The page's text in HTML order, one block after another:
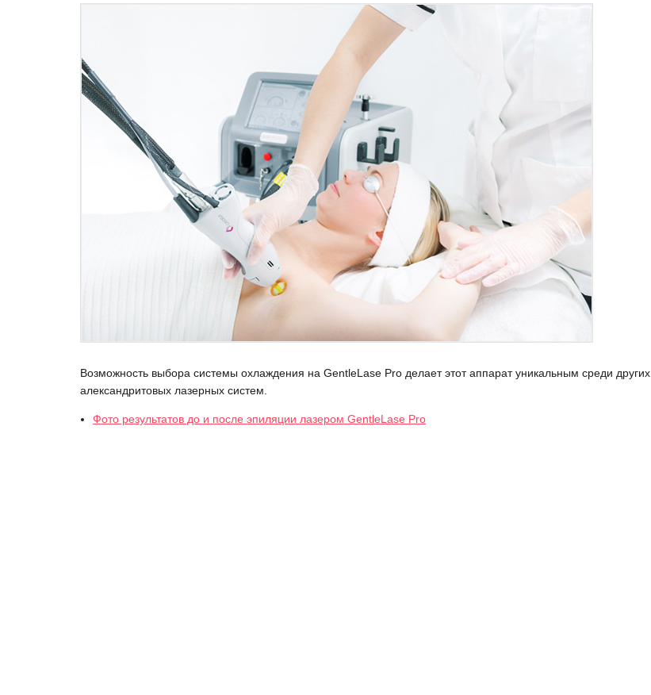
Возможность выбора системы охлаждения на GentleLase Pro делает этот аппарат уникальным среди других
александритовых лазерных систем.
Фото результатов до и после эпиляции лазером GentleLase Pro